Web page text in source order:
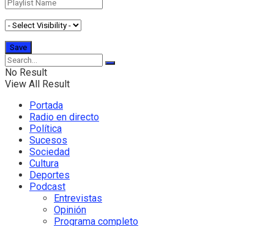
No Result
View All Result
Portada
Radio en directo
Política
Sucesos
Sociedad
Cultura
Deportes
Podcast
Entrevistas
Opinión
Programa completo